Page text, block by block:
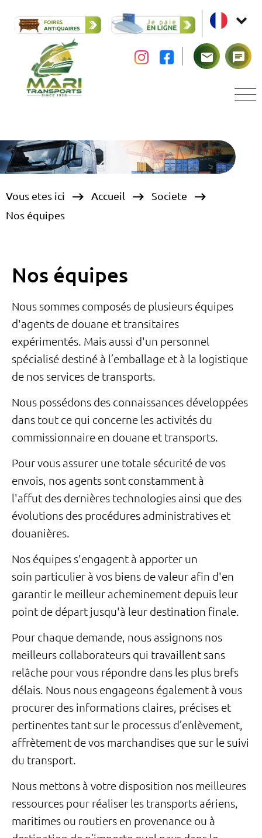
mail chat
Vous etes ici keyboard_backspace Accueil keyboard_backspace Societe keyboard_backspace
Nos équipes
Nos équipes
Nous sommes composés de plusieurs équipes
d'agents de douane et transitaires
expérimentés. Mais aussi d'un personnel
spécialisé destiné à l’emballage et à la logistique
de nos services de transports.
Nous possédons des connaissances développées
dans tout ce qui concerne les activités du
commissionnaire en douane et transports.
Pour vous assurer une totale sécurité de vos
envois, nos agents sont constamment à
l'affut des dernières technologies ainsi que des
évolutions des procédures administratives et
douanières.
Nos équipes s'engagent à apporter un
soin particulier à vos biens de valeur afin d'en
garantir le meilleur acheminement depuis leur
point de départ jusqu'à leur destination finale.
Pour chaque demande, nous assignons nos
meilleurs collaborateurs qui travaillent sans
relâche pour vous répondre dans les plus brefs
délais. Nous nous engageons également à vous
procurer des informations claires, précises et
pertinentes tant sur le processus d’enlèvement,
affrètement de vos marchandises que sur le suivi
du transport.
Nous mettons à votre disposition nos meilleures
ressources pour réaliser les transports aériens,
maritimes ou routiers en provenance ou à